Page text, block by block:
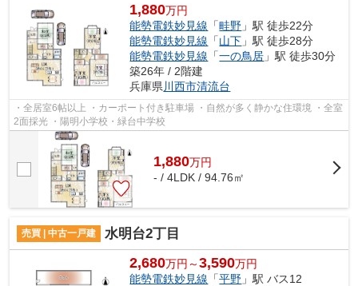
1,880万円
能勢電鉄妙見線 「畦野 」駅 徒歩22分
能勢電鉄妙見線 「山下 」駅 徒歩28分
能勢電鉄妙見線 「一の鳥居 」駅 徒歩30分
築26年 / 2階建
兵庫県 川西市清流台
・全居室6帖以上 ・カーポート付き駐車場 ・自然が多く静かな住環境 ・全室
2面採光 ・陽明小学校・緑台中学校
1,880万円
- / 4LDK / 94.76㎡
売買 | 中古一戸建 水明台2丁目
2,680万円～3,590万円
能勢電鉄妙見線 「平野 」駅 バス12